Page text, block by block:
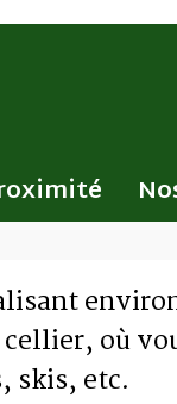
où
skis, etc.